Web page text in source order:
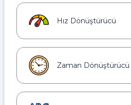
Hız Dönüştürücü
Zaman Dönüştürücü